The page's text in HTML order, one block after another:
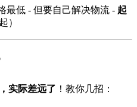
最低 - 但要自己解决物流 - 起
）
实际差远了 ！教你几招：